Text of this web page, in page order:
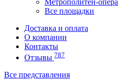
Метрополитен-опера
Все площадки
Доставка и оплата
О компании
Контакты
Отзывы 787
Все представления